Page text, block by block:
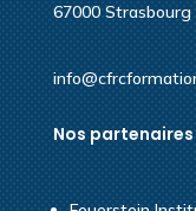
67000 Strasbourg
Nos partenaires